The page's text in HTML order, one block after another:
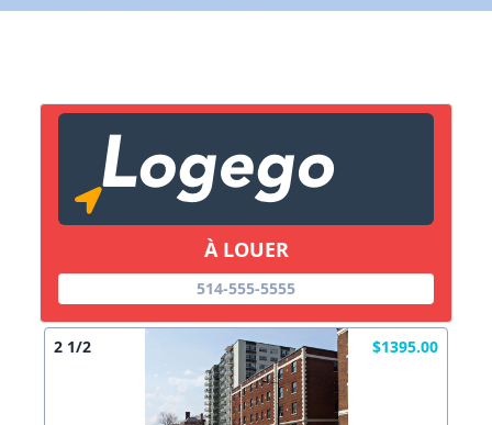
À LOUER
514-555-5555
2 1/2 $1395.00
Lien vers inscription (sera inclus dans courriel)
Copier lien
X Fermer
X Fermer